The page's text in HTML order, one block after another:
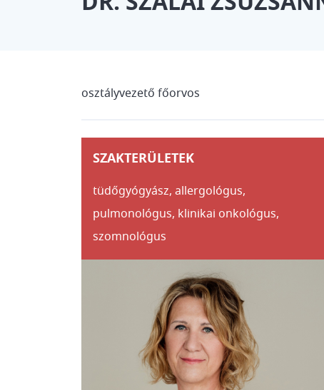
osztályvezető főorvos
SZAKTERÜLETEK
tüdőgyógyász, allergológus,
pulmonológus, klinikai onkológus,
szomnológus